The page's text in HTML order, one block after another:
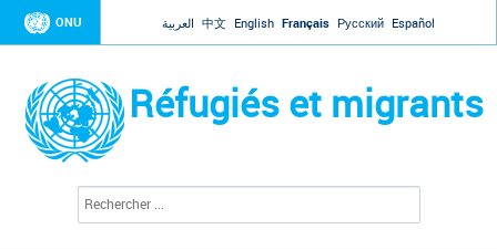
Jump to navigation
ONU العربية 中文 English Français Русский Español
Réfugiés et migrants
c